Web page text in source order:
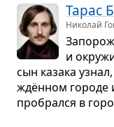
Тарас
Николай
и
сын казака
ждён­ном городе
про­брался в